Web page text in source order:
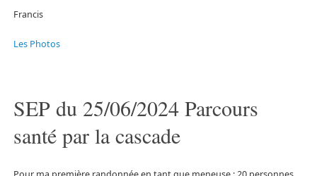
Francis
Les Photos
SEP du 25/06/2024 Parcours
santé par la cascade